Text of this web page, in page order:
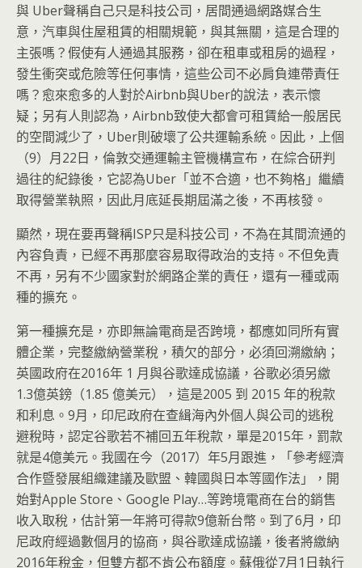
與 Uber聲稱自己只是科技公司，居間通過網路媒合生
意，汽車與住屋租賃的相關規範，與其無關，這是合理的
主張嗎？假使有人通過其服務，卻在租車或租房的過程，
發生衝突或危險等任何事情，這些公司不必肩負連帶責任
嗎？愈來愈多的人對於Airbnb與Uber的說法，表示懷
疑；另有人則認為，Airbnb致使大都會可租賃給一般居民
的空間減少了，Uber則破壞了公共運輸系統。因此，上個
（9）月22日，倫敦交通運輸主管機構宣布，在綜合研判
過往的紀錄後，它認為Uber「並不合適，也不夠格」繼續
取得營業執照，因此月底延長期屆滿之後，不再核發。
顯然，現在要再聲稱ISP只是科技公司，不為在其間流通的
內容負責，已經不再那麼容易取得政治的支持。不但免責
不再，另有不少國家對於網路企業的責任，還有一種或兩
種的擴充。
第一種擴充是，亦即無論電商是否跨境，都應如同所有實
體企業，完整繳納營業稅，積欠的部分，必須回溯繳納；
英國政府在2016年 1 月與谷歌達成協議，谷歌必須另繳
1.3億英鎊（1.85 億美元），這是2005 到 2015 年的稅款
和利息。9月，印尼政府在查緝海內外個人與公司的逃稅
避稅時，認定谷歌若不補回五年稅款，單是2015年，罰款
就是4億美元。我國在今（2017）年5月跟進，「參考經濟
合作暨發展組織建議及歐盟、韓國與日本等國作法」，開
始對Apple Store、Google Play…等跨境電商在台的銷售
收入取稅，估計第一年將可得款9億新台幣。到了6月，印
尼政府經過數個月的協商，與谷歌達成協議，後者將繳納
2016年稅金，但雙方都不肯公布額度。蘇俄從7月1日執行